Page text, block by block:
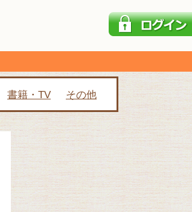
書籍・TV その他